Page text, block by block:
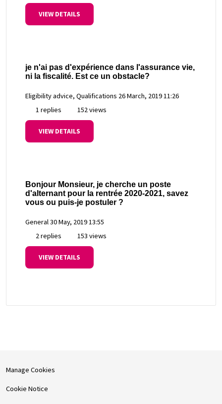
VIEW DETAILS
je n'ai pas d'expérience dans l'assurance vie,
ni la fiscalité. Est ce un obstacle?
Eligibility advice, Qualifications 26 March, 2019 11:26
1 replies
152 views
VIEW DETAILS
Bonjour Monsieur, je cherche un poste
d'alternant pour la rentrée 2020-2021, savez
vous ou puis-je postuler ?
General30 May, 2019 13:55
2 replies
153 views
VIEW DETAILS
Manage Cookies
Cookie Notice